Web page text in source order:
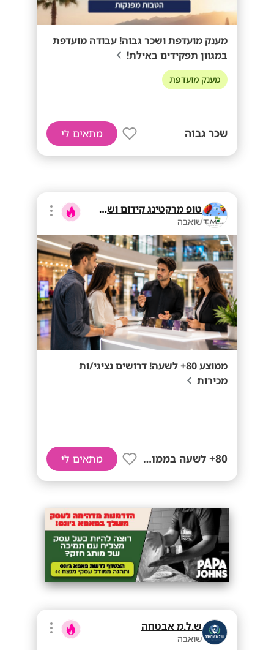
מענק מועדפת ושכר גבוה! עבודה מועדפת
במגוון תפקידים באילת!
מענק מועדפת
שכר גבוה מתאים לי
טופ מרקטינג קידום ושיווק בע"מ
שואבה
ממוצע 80+ לשעה! דרושים נציגי/ות
מכירות
80+ לשעה בממוצע מתאים לי
ש.ל.מ אבטחה
שואבה